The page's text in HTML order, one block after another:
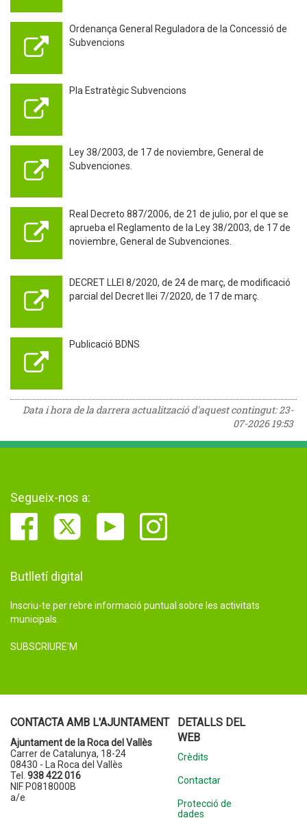
Ordenança General Reguladora de la Concessió de
Subvencions
Pla Estratègic Subvencions
Ley 38/2003, de 17 de noviembre, General de
Subvenciones.
Real Decreto 887/2006, de 21 de julio, por el que se
aprueba el Reglamento de la Ley 38/2003, de 17 de
noviembre, General de Subvenciones.
DECRET LLEI 8/2020, de 24 de març, de modificació
parcial del Decret llei 7/2020, de 17 de març.
Publicació BDNS
Data i hora de la darrera actualització d'aquest contingut:23-
07-2026 19:53
Segueix-nos a:
Butlletí digital
Inscriu-te per rebre informació puntual sobre les activitats
municipals.
SUBSCRIURE'M
CONTACTA AMB L'AJUNTAMENT
Ajuntament de la Roca del Vallès
Carrer de Catalunya, 18-24
08430 - La Roca del Vallès
Tel. 938 422 016
NIF P0818000B
a/e
DETALLS DEL
WEB
Crèdits
Contactar
Protecció de
dades